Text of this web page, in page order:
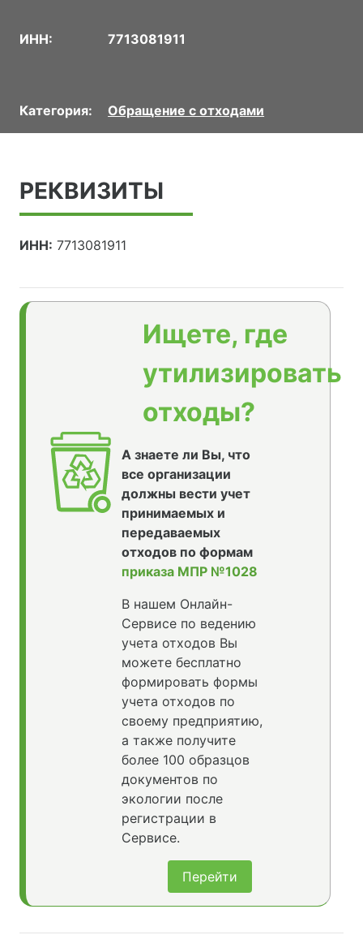
ИНН: 7713081911
Категория: Обращение с отходами
РЕКВИЗИТЫ
ИНН: 7713081911
Ищете, где
утилизировать
отходы?
А знаете ли Вы, что
все организации
должны вести учет
принимаемых и
передаваемых
отходов по формам
приказа МПР №1028
В нашем Онлайн-
Сервисе по ведению
учета отходов Вы
можете бесплатно
формировать формы
учета отходов по
своему предприятию,
а также получите
более 100 образцов
документов по
экологии после
регистрации в
Сервисе.
Перейти